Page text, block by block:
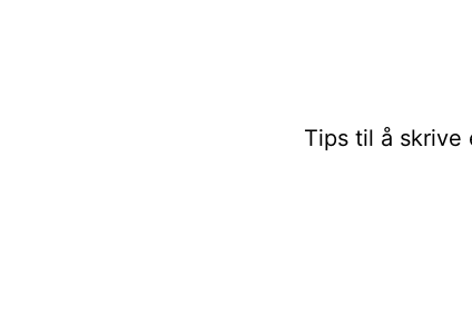
Tips til å skrive